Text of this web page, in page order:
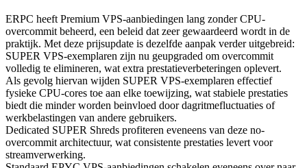
ERPC heeft Premium VPS-aanbiedingen lang zonder CPU-
overcommit beheerd, een beleid dat zeer gewaardeerd wordt in de
praktijk. Met deze prijsupdate is dezelfde aanpak verder uitgebreid:
SUPER VPS-exemplaren zijn nu geupgraded om overcommit
volledig te elimineren, wat extra prestatieverbeteringen oplevert.
Als gevolg hiervan wijden SUPER VPS-exemplaren effectief
fysieke CPU-cores toe aan elke toewijzing, wat stabiele prestaties
biedt die minder worden beinvloed door dagritmefluctuaties of
werkbelastingen van andere gebruikers.
Dedicated SUPER Shreds profiteren eveneens van deze no-
overcommit architectuur, wat consistente prestaties levert voor
streamverwerking.